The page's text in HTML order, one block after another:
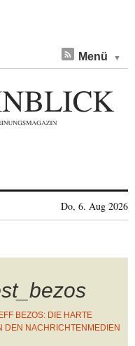
Menü
Do, 6. Aug 2026
BEZOS: DIE HARTE
DEN NACHRICHTENMEDIEN